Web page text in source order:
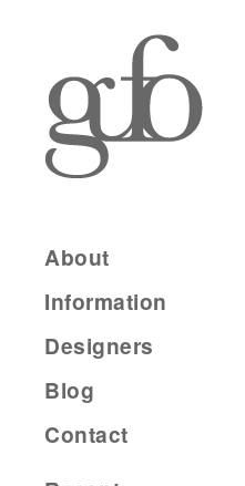
About
Information
Designers
Blog
Contact